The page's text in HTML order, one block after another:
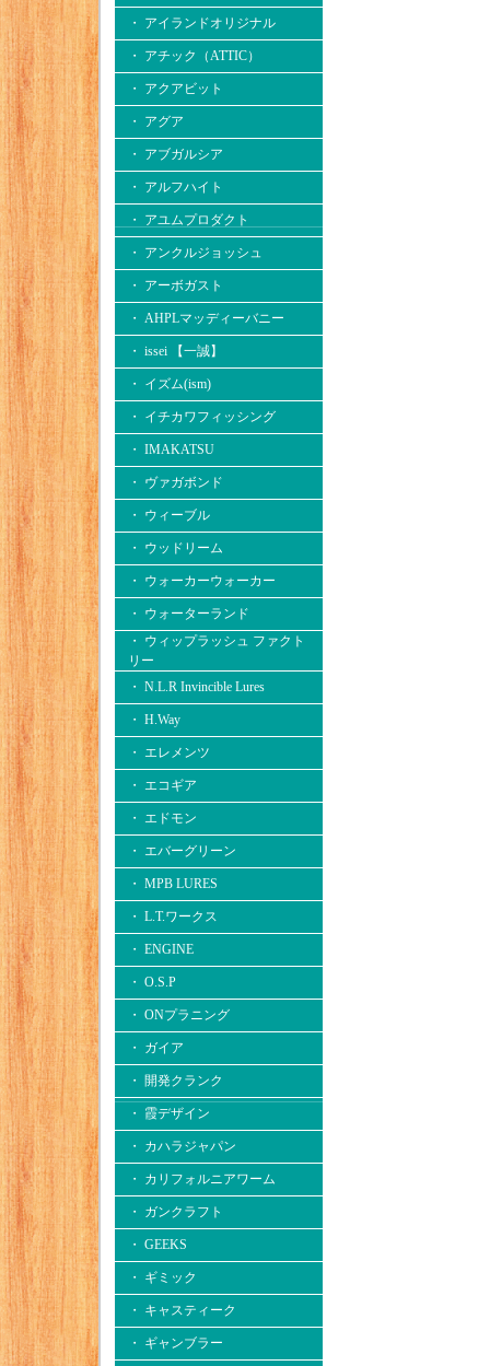
・ アイランドオリジナル
・ アチック（ATTIC）
・ アクアビット
・ アグア
・ アブガルシア
・ アルフハイト
・ アユムプロダクト
・ アンクルジョッシュ
・ アーボガスト
・ AHPLマッディーバニー
・ issei 【一誠】
・ イズム(ism)
・ イチカワフィッシング
・ IMAKATSU
・ ヴァガボンド
・ ウィーブル
・ ウッドリーム
・ ウォーカーウォーカー
・ ウォーターランド
・ ウィップラッシュ ファクト
リー
・ N.L.R Invincible Lures
・ H.Way
・ エレメンツ
・ エコギア
・ エドモン
・ エバーグリーン
・ MPB LURES
・ L.T.ワークス
・ ENGINE
・ O.S.P
・ ONプラニング
・ ガイア
・ 開発クランク
・ 霞デザイン
・ カハラジャパン
・ カリフォルニアワーム
・ ガンクラフト
・ GEEKS
・ ギミック
・ キャスティーク
・ ギャンブラー